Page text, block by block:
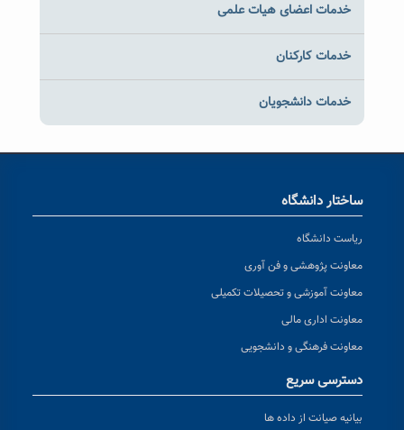
خدمات اعضای هیات علمی
خدمات کارکنان
خدمات دانشجویان
ساختار دانشگاه
ریاست دانشگاه
معاونت پژوهشی و فن آوری
معاونت آموزشی و تحصیلات تکمیلی
معاونت اداری مالی
معاونت فرهنگی و دانشجویی
دسترسی سریع
بیانیه صیانت از داده ها